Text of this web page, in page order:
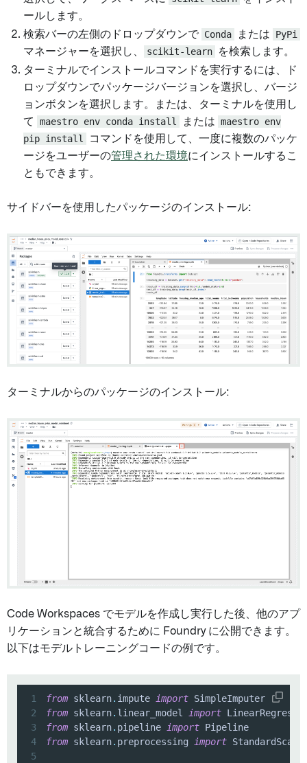
ールします。
検索バーの左側のドロップダウンで Conda または
PyPi
マネージャーを選択し、
scikit-learn
を検索します。
ターミナルでインストールコマンドを実行するには、ド
ロップダウンでパッケージバージョンを選択し、バージ
ョンボタンを選択します。または、ターミナルを使用し
て
maestro env conda install または maestro env
pip install
コマンドを使用して、一度に複数のパッケ
ージをユーザーの管理された環境にインストールするこ
ともできます。
サイドバーを使用したパッケージのインストール:
ターミナルからのパッケージのインストール:
Code Workspaces でモデルを作成し実行した後、他のアプ
リケーションと統合するために Foundry に公開できます。
以下はモデルトレーニングコードの例です。
1 from sklearn. impute import
2
from sklearn. linear_model
import
3
from sklearn. pipeline import
4
from sklearn. preprocessing
import
5